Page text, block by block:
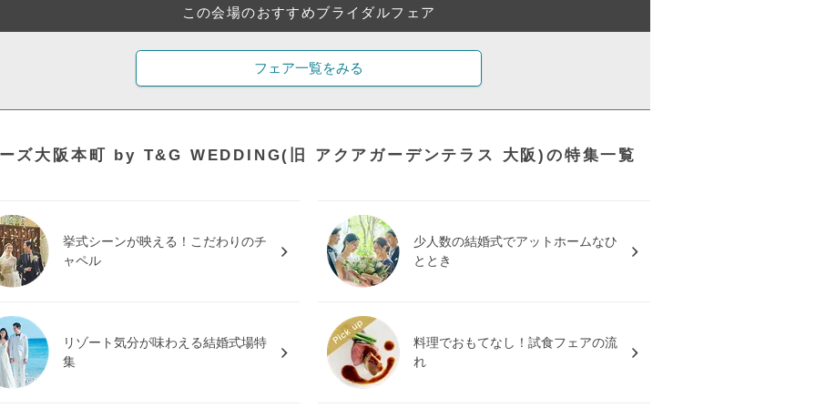
この会場のおすすめブライダルフェア
フェア一覧をみる
ズ大阪本町 by T&G WEDDING(旧 アクアガーデンテラス 大阪)の特集一覧
挙式シーンが映える！こだわりのチ
ャペル
少人数の結婚式でアットホームなひ
ととき
リゾート気分が味わえる結婚式場特
集
料理でおもてなし！試食フェアの流
れ